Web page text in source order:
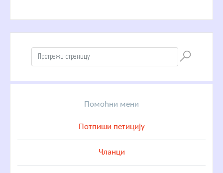
Помоћни мени
Потпиши петицију
Чланци